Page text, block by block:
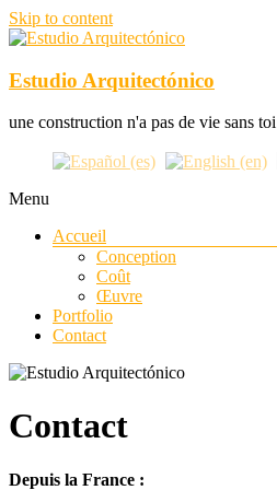
Skip to content
Estudio Arquitectónico
une construction n'a pas de vie sans toi
Menu
Accueil
Conception
Coût
Œuvre
Portfolio
Contact
Contact
Depuis la France :